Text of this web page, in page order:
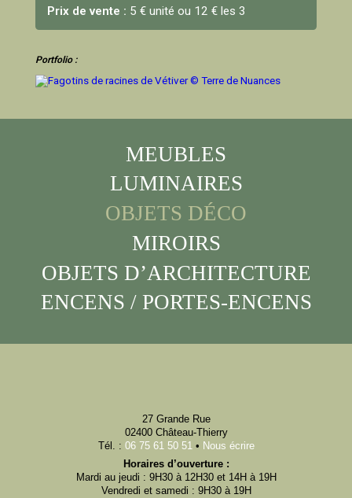
Prix de vente : 5 € unité ou 12 € les 3
Portfolio :
MEUBLES
LUMINAIRES
OBJETS DÉCO
MIROIRS
OBJETS D’ARCHITECTURE
ENCENS / PORTES-ENCENS
27 Grande Rue
02400 Château-Thierry
Tél. : 06 75 61 50 51 • Nous écrire
Horaires d’ouverture :
Mardi au jeudi : 9H30 à 12H30 et 14H à 19H
Vendredi et samedi : 9H30 à 19H